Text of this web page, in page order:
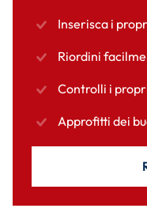
Inserisca i
Riordini
Controlli i
Approfitti dei